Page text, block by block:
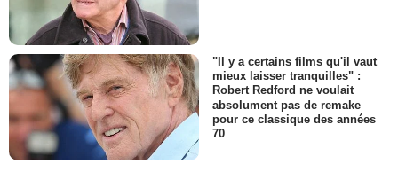
"Il y a certains films qu'il vaut
mieux laisser tranquilles" :
Robert Redford ne voulait
absolument pas de remake
pour ce classique des années
70